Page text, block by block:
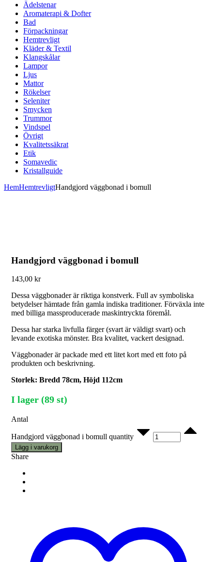
Ädelstenar
Aromaterapi & Dofter
Bad
Förpackningar
Hemtrevligt
Kläder & Textil
Klangskålar
Lampor
Ljus
Mattor
Rökelser
Seleniter
Smycken
Trummor
Vindspel
Övrigt
Kvalitetssäkrat
Etik
Somavedic
Kristallguide
HemHemtrevligtHandgjord väggbonad i bomull
Handgjord väggbonad i bomull
143,00 kr
Dessa väggbonader är riktiga konstverk. Full av symboliska
betydelser hämtade från gamla indiska traditioner. Förväxla inte
med billiga massproducerade maskintryckta föremål.
Dessa har starka livfulla färger (svart är väldigt svart) och
levande exotiska mönster. Bra kvalitet, vackert designad.
Väggbonader är packade med ett litet kort med ett foto på
produkten och beskrivning.
Storlek: Bredd 78cm, Höjd 112cm
I lager (89 st)
Antal
Handgjord väggbonad i bomull quantity
Lägg i varukorg
Share